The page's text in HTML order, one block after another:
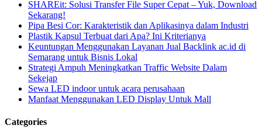
SHAREit: Solusi Transfer File Super Cepat – Yuk, Download
Sekarang!
Pipa Besi Cor: Karakteristik dan Aplikasinya dalam Industri
Plastik Kapsul Terbuat dari Apa? Ini Kriterianya
Keuntungan Menggunakan Layanan Jual Backlink ac.id di
Semarang untuk Bisnis Lokal
Strategi Ampuh Meningkatkan Traffic Website Dalam
Sekejap
Sewa LED indoor untuk acara perusahaan
Manfaat Menggunakan LED Display Untuk Mall
Categories